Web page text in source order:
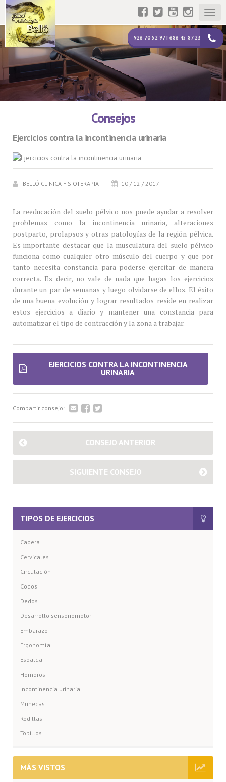
926 70 52 97 | 686 45 87 23
Consejos
Ejercicios contra la incontinencia urinaria
BELLÓ CLÍNICA FISIOTERAPIA 10 / 12 / 2017
La reeducación del suelo pélvico nos puede ayudar a resolver
problemas como la incontinencia urinaria, alteraciones
postparto, prolapsos y otras patologías de la región pélvica.
Es importante destacar que la musculatura del suelo pélvico
funciona como cualquier otro músculo del cuerpo y que por
tanto necesita constancia para poderse ejercitar de manera
correcta. Es decir, no vale de nada que hagas los ejercicios
durante un par de semanas y luego olvidarse de ellos. El éxito
de una buena evolución y lograr resultados reside en realizar
estos ejercicios a diario y mantener una constancia para
automatizar el tipo de contracción y la zona a trabajar.
EJERCICIOS CONTRA LA INCONTINENCIA
URINARIA
Compartir consejo:
CONSEJO ANTERIOR
SIGUIENTE CONSEJO
TIPOS DE EJERCICIOS
Cadera
Cervicales
Circulación
Codos
Dedos
Desarrollo sensoriomotor
Embarazo
Ergonomía
Espalda
Hombros
Incontinencia urinaria
Muñecas
Rodillas
Tobillos
MÁS VISTOS